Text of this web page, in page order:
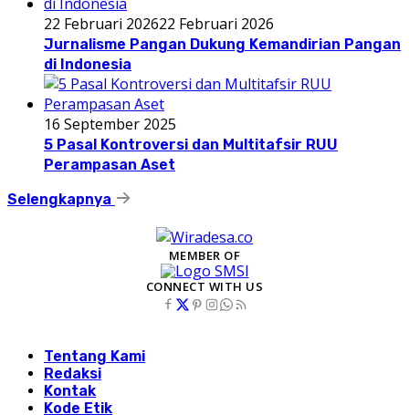
22 Februari 202622 Februari 2026
Jurnalisme Pangan Dukung Kemandirian Pangan
di Indonesia
16 September 2025
5 Pasal Kontroversi dan Multitafsir RUU
Perampasan Aset
Selengkapnya
MEMBER OF
CONNECT WITH US
Tentang Kami
Redaksi
Kontak
Kode Etik